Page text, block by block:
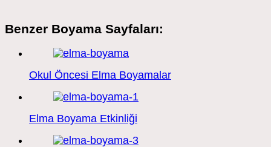
Benzer Boyama Sayfaları:
Okul Öncesi Elma Boyamalar
Elma Boyama Etkinliği